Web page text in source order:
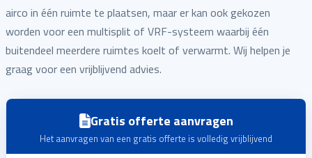
airco in één ruimte te plaatsen, maar er kan ook gekozen
worden voor een multisplit of VRF-systeem waarbij één
buitendeel meerdere ruimtes koelt of verwarmt. Wij helpen je
graag voor een vrijblijvend advies.
Gratis offerte aanvragen
Het aanvragen van een gratis offerte is volledig vrijblijvend